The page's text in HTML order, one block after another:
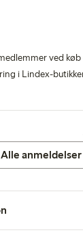
ved
i Lindex-
Alle anmeldelser